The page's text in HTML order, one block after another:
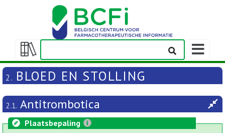
Weergeven/verbergen
inhoudstafel
2. BLOED EN STOLLING
2.1. Antitrombotica
Plaatsbepaling